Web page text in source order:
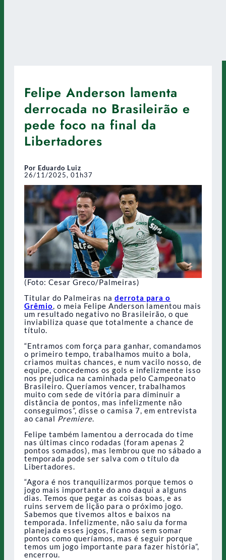
Felipe Anderson lamenta
derrocada no Brasileirão e
pede foco na final da
Libertadores
Por Eduardo Luiz
26/11/2025, 01h37
(Foto: Cesar Greco/Palmeiras)
Titular do Palmeiras na derrota para o
Grêmio, o meia Felipe Anderson lamentou mais
um resultado negativo no Brasileirão, o que
inviabiliza quase que totalmente a chance de
título.
“Entramos com força para ganhar, comandamos
o primeiro tempo, trabalhamos muito a bola,
criamos muitas chances, e num vacilo nosso, de
equipe, concedemos os gols e infelizmente isso
nos prejudica na caminhada pelo Campeonato
Brasileiro. Queríamos vencer, trabalhamos
muito com sede de vitória para diminuir a
distância de pontos, mas infelizmente não
conseguimos”, disse o camisa 7, em entrevista
ao canal Premiere.
Felipe também lamentou a derrocada do time
nas últimas cinco rodadas (foram apenas 2
pontos somados), mas lembrou que no sábado a
temporada pode ser salva com o título da
Libertadores.
“Agora é nos tranquilizarmos porque temos o
jogo mais importante do ano daqui a alguns
dias. Temos que pegar as coisas boas, e as
ruins servem de lição para o próximo jogo.
Sabemos que tivemos altos e baixos na
temporada. Infelizmente, não saiu da forma
planejada esses jogos, ficamos sem somar
pontos como queríamos, mas é seguir porque
temos um jogo importante para fazer história”,
encerrou.